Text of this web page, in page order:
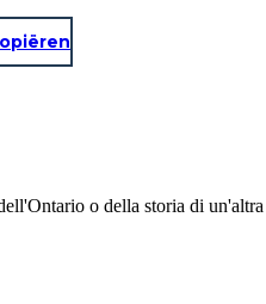
o della storia di un'altra